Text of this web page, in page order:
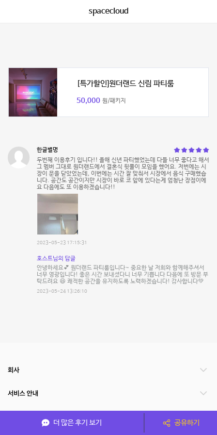
spacecloud
[특가할인]원더랜드 신림 파티룸
50,000 원/패키지
한글별명
두번째 이용후기 입니다!! 올해 신년 파티했었는데 다들 너무 좋다고 해서
그 멤버 그대로 원더랜드에서 결혼식 뒷풀이 모임을 했어요. 저번에는 시
장이 문을 닫았었는데, 이번에는 시간 잘 맞춰서 시장에서 음식 구매했습
니다. 공간도 공간이지만 시장이 바로 코 앞에 있다는게 엄청난 장점이에
요 다음에도 또 이용하겠습니다!!
2023-05-23 17:15:31
호스트님의 답글
안녕하세요💕 원더랜드 파티룸입니다~ 중요한 날 저희와 함께해주셔서
너무 영광입니다! 좋은 시간 보내셨다니 너무 기쁩니다 다음에 또 방문 부
탁드려요 😆 쾌적한 공간을 유지하도록 노력하겠습니다! 감사합니다💚
2023-05-24 13:26:10
더 많은 후기 보기 공유하기
회사
서비스 안내